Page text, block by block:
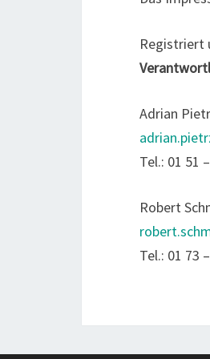
Registriert
Adrian
Tel.: 01 51
Robert
Tel.: 01 73